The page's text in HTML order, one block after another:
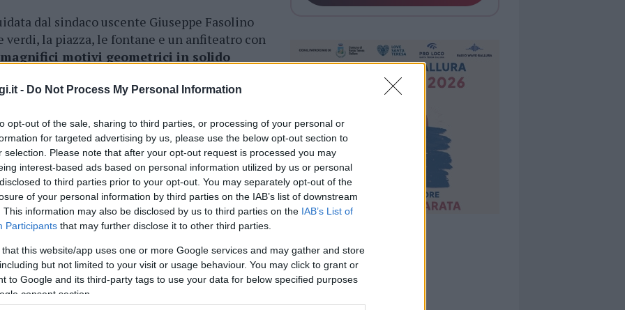
- Do Not Process My Personal Information
opt-out of the sale, sharing to third parties, or processing of your personal or
for targeted advertising by us, please use the below opt-out section to
selection. Please note that after your opt-out request is processed you may
interest-based ads based on personal information utilized by us or personal
to third parties prior to your opt-out. You may separately opt-out of the
of your personal information by third parties on the IAB’s list of downstream
This information may also be disclosed by us to third parties on the IAB’s List of
Participants that may further disclose it to other third parties.
that this website/app uses one or more Google services and may gather and store
but not limited to your visit or usage behaviour. You may click to grant or
to Google and its third-party tags to use your data for below specified purposes
consent section.
dal sindaco uscente Giuseppe Fasolino
verdi, la piazza, le fontane e un anfiteatro con
motivi geometrici in solido
Orosei certificati.
La piccola. Uno spazio che era
come rimessa dalle Ferrovie dello
riqualificata.
Aranci aspettavano da anni – ha spiegato
Langella -.Il nodo stava tutto
Ferrovie.Ci avevano provato in molti prima.
e ci siamo riusciti. Dei tre lotti previsti
luglio”.